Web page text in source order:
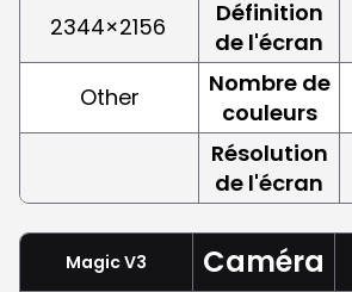
2344×2156
Définition
de l'écran
Other
Nombre de
couleurs
Résolution
de l'écran
Magic V3 Caméra